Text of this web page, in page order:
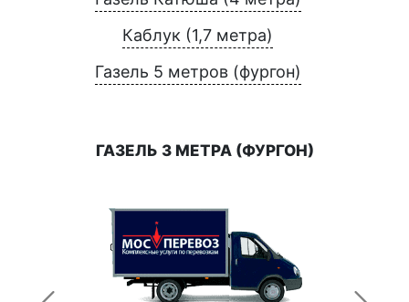
Каблук (1,7 метра)
Газель 5 метров (фургон)
ГАЗЕЛЬ 3 МЕТРА (ФУРГОН)